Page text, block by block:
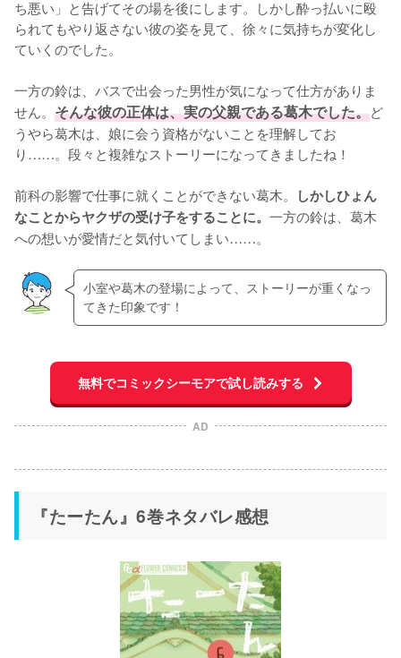
ち悪い」と告げてその場を後にします。しかし酔っ払いに殴
られてもやり返さない彼の姿を見て、徐々に気持ちが変化し
ていくのでした。
一方の鈴は、バスで出会った男性が気になって仕方がありま
せん。 そんな彼の正体は、実の父親である葛木でした。ど
うやら葛木は、娘に会う資格がないことを理解してお
り……。段々と複雑なストーリーになってきましたね！
前科の影響で仕事に就くことができない葛木。
しかしひょん
なことからヤクザの受け子をすることに。 一方の鈴は、葛木
への想いが愛情だと気付いてしまい……。
小室や葛木の登場によって、ストーリーが重くなっ
てきた印象です！
無料でコミックシーモアで試し読みする
AD
『たーたん』6巻ネタバレ感想